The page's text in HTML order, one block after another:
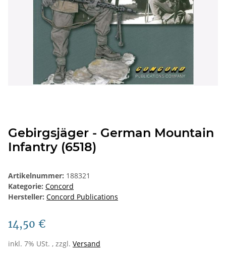
Gebirgsjäger - German Mountain
Infantry (6518)
Artikelnummer: 188321
Kategorie: Concord
Hersteller: Concord Publications
14,50 €
inkl. 7% USt. , zzgl. Versand